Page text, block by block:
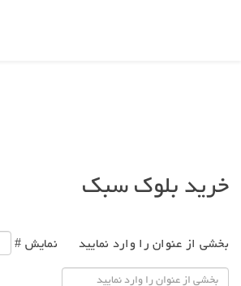
خرید بلوک سبک
بخشی از عنوان را وارد نمایید نمایش #